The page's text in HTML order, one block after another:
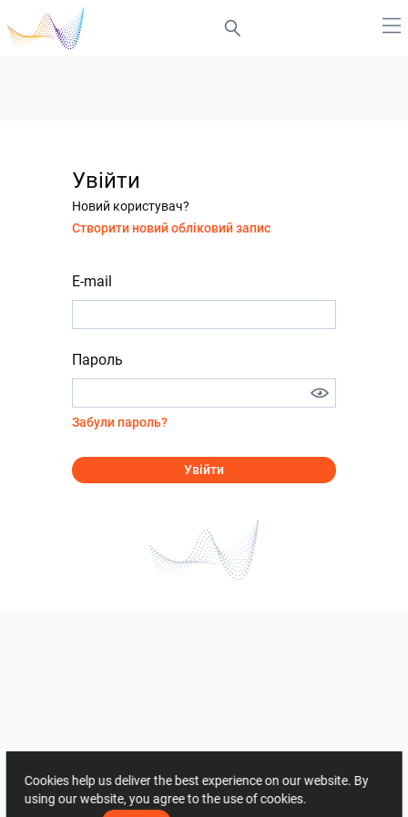
Увійти
Новий користувач?
Створити новий обліковий запис
E-mail
Пароль
Забули пароль?
Увійти
Cookies help us deliver the best experience on our website. By
using our website, you agree to the use of cookies.